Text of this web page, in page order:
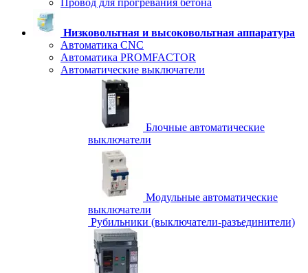
Провод для прогревания бетона
Низковольтная и высоковольтная аппаратура
Автоматика CNC
Автоматика PROMFACTOR
Автоматические выключатели
Блочные автоматические
выключатели
Модульные автоматические
выключатели
Рубильники (выключатели-разъединители)